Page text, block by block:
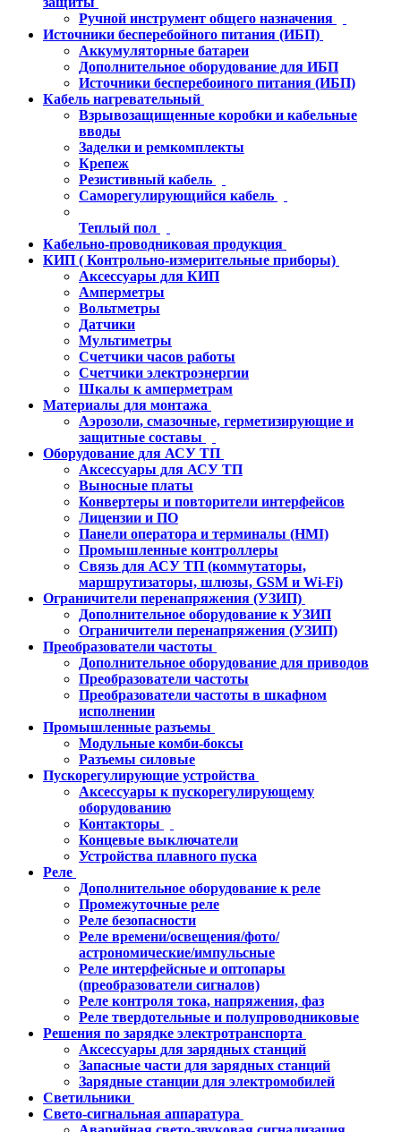
Ручной инструмент общего назначения
Источники бесперебойного питания (ИБП)
Аккумуляторные батареи
Дополнительное оборудование для ИБП
Источники бесперебоиного питания (ИБП)
Кабель нагревательный
Взрывозащищенные коробки и кабельные
вводы
Заделки и ремкомплекты
Крепеж
Резистивный кабель
Саморегулирующийся кабель
Теплый пол
Кабельно-проводниковая продукция
КИП ( Контрольно-измерительные приборы)
Аксессуары для КИП
Амперметры
Вольтметры
Датчики
Мультиметры
Счетчики часов работы
Счетчики электроэнергии
Шкалы к амперметрам
Материалы для монтажа
Аэрозоли, смазочные, герметизирующие и
защитные составы
Оборудование для АСУ ТП
Аксессуары для АСУ ТП
Выносные платы
Конвертеры и повторители интерфейсов
Лицензии и ПО
Панели оператора и терминалы (HMI)
Промышленные контроллеры
Связь для АСУ ТП (коммутаторы,
маршрутизаторы, шлюзы, GSM и Wi-Fi)
Ограничители перенапряжения (УЗИП)
Дополнительное оборудование к УЗИП
Ограничители перенапряжения (УЗИП)
Преобразователи частоты
Дополнительное оборудование для приводов
Преобразователи частоты
Преобразователи частоты в шкафном
исполнении
Промышленные разъемы
Модульные комби-боксы
Разъемы силовые
Пускорегулирующие устройства
Аксессуары к пускорегулирующему
оборудованию
Контакторы
Концевые выключатели
Устройства плавного пуска
Реле
Дополнительное оборудование к реле
Промежуточные реле
Реле безопасности
Реле времени/освещения/фото/
астрономические/импульсные
Реле интерфейсные и оптопары
(преобразователи сигналов)
Реле контроля тока, напряжения, фаз
Реле твердотельные и полупроводниковые
Решения по зарядке электротранспорта
Аксессуары для зарядных станций
Запасные части для зарядных станций
Зарядные станции для электромобилей
Светильники
Свето-сигнальная аппаратура